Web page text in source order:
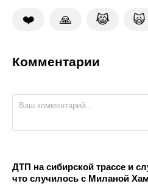
❤️ 🙏 😹 🙀
Комментарии
ДТП на сибирской трассе и
что случилось с Миланой